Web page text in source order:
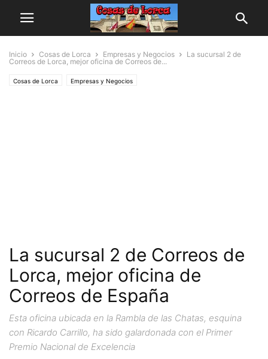
Inicio Cosas de Lorca Empresas y Negocios
La sucursal 2 de
Correos de Lorca, mejor oficina de Correos de...
Cosas de Lorca Empresas y Negocios
La sucursal 2 de Correos de
Lorca, mejor oficina de
Correos de España
Esta oficina ubicada en la Rambla de las Chatas, esquina
con Ricardo Carrillo, ha sido galardonada con el Primer
Premio Nacional de Excelencia